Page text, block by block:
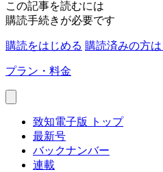
この記事を読むには
購読手続きが必要です
購読をはじめる 購読済みの方
プラン・料金
致知電子版 トップ
最新号
バックナンバー
連載